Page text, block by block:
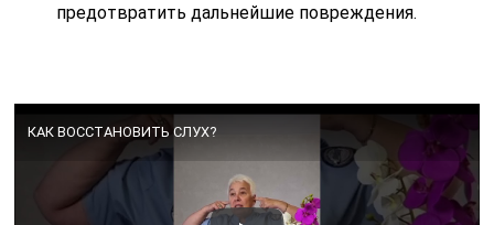
предотвратить дальнейшие повреждения.
КАК ВОССТАНОВИТЬ СЛУХ?